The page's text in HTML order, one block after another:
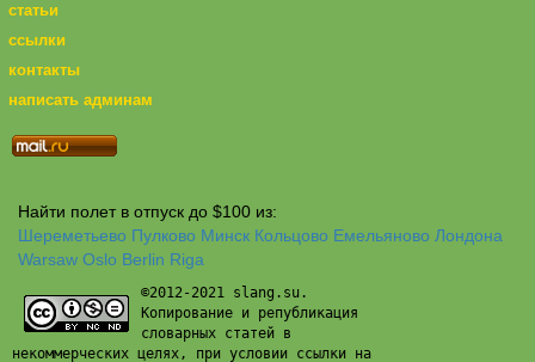
статьи
ссылки
контакты
написать админам
Найти полет в отпуск до $100 из:
Шереметьево Пулково Минск Кольцово Емельяново Лондона
Warsaw Oslo Berlin Riga
©2012-2021 slang.su.
Копирование и републикация
словарных статей в
некоммерческих целях, при условии ссылки на